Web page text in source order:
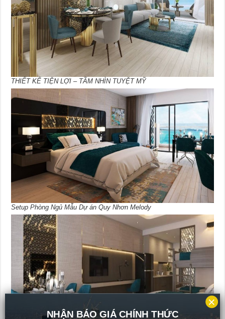
THIẾT KẾ TIỆN LỢI – TẦM NHÌN TUYỆT MỸ
Setup Phòng Ngủ Mẫu Dự án Quy Nhơn Melody
NHẬN BÁO GIÁ CHÍNH THỨC
×